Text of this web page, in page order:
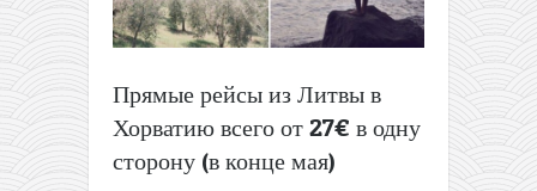
Прямые рейсы из Литвы в
Хорватию всего от 27€ в одну
сторону (в конце мая)